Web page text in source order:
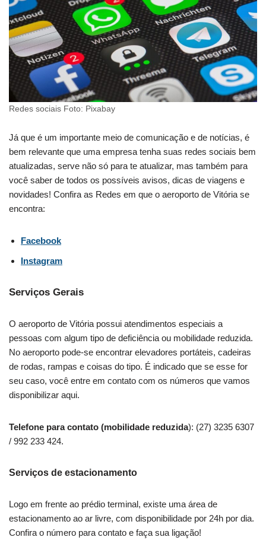
Redes sociais Foto: Pixabay
Já que é um importante meio de comunicação e de notícias, é
bem relevante que uma empresa tenha suas redes sociais bem
atualizadas, serve não só para te atualizar, mas também para
você saber de todos os possíveis avisos, dicas de viagens e
novidades! Confira as Redes em que o aeroporto de Vitória se
encontra:
Facebook
Instagram
Serviços Gerais
O aeroporto de Vitória possui atendimentos especiais a
pessoas com algum tipo de deficiência ou mobilidade reduzida.
No aeroporto pode-se encontrar elevadores portáteis, cadeiras
de rodas, rampas e coisas do tipo. É indicado que se esse for
seu caso, você entre em contato com os números que vamos
disponibilizar aqui.
Telefone para contato (mobilidade reduzida): (27) 3235 6307
/ 992 233 424.
Serviços de estacionamento
Logo em frente ao prédio terminal, existe uma área de
estacionamento ao ar livre, com disponibilidade por 24h por dia.
Confira o número para contato e faça sua ligação!